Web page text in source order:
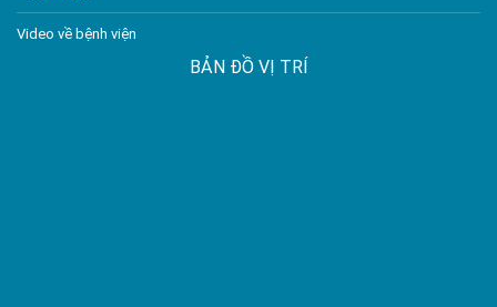
Video về bệnh viện
BẢN ĐỒ VỊ TRÍ